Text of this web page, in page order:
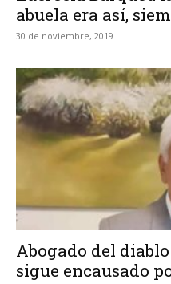
abuela era así,
30 de noviembre, 2019
Abogado del
sigue encausado